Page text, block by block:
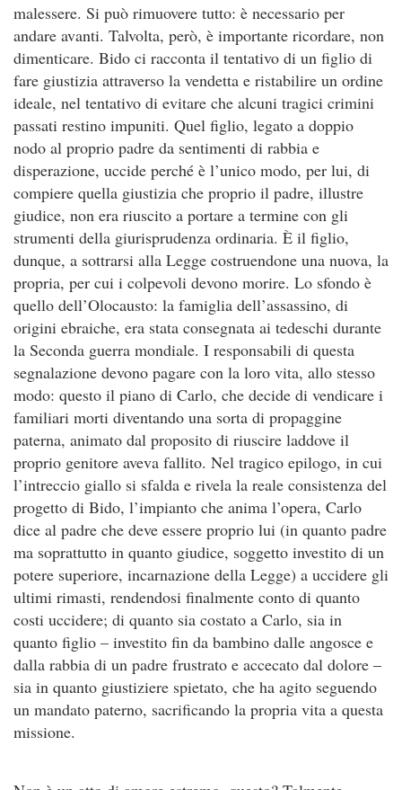
malessere. Si può rimuovere tutto: è necessario per
andare avanti. Talvolta, però, è importante ricordare, non
dimenticare. Bido ci racconta il tentativo di un figlio di
fare giustizia attraverso la vendetta e ristabilire un ordine
ideale, nel tentativo di evitare che alcuni tragici crimini
passati restino impuniti. Quel figlio, legato a doppio
nodo al proprio padre da sentimenti di rabbia e
disperazione, uccide perché è l’unico modo, per lui, di
compiere quella giustizia che proprio il padre, illustre
giudice, non era riuscito a portare a termine con gli
strumenti della giurisprudenza ordinaria. È il figlio,
dunque, a sottrarsi alla Legge costruendone una nuova, la
propria, per cui i colpevoli devono morire. Lo sfondo è
quello dell’Olocausto: la famiglia dell’assassino, di
origini ebraiche, era stata consegnata ai tedeschi durante
la Seconda guerra mondiale. I responsabili di questa
segnalazione devono pagare con la loro vita, allo stesso
modo: questo il piano di Carlo, che decide di vendicare i
familiari morti diventando una sorta di propaggine
paterna, animato dal proposito di riuscire laddove il
proprio genitore aveva fallito. Nel tragico epilogo, in cui
l’intreccio giallo si sfalda e rivela la reale consistenza del
progetto di Bido, l’impianto che anima l’opera, Carlo
dice al padre che deve essere proprio lui (in quanto padre
ma soprattutto in quanto giudice, soggetto investito di un
potere superiore, incarnazione della Legge) a uccidere gli
ultimi rimasti, rendendosi finalmente conto di quanto
costi uccidere; di quanto sia costato a Carlo, sia in
quanto figlio – investito fin da bambino dalle angosce e
dalla rabbia di un padre frustrato e accecato dal dolore –
sia in quanto giustiziere spietato, che ha agito seguendo
un mandato paterno, sacrificando la propria vita a questa
missione.